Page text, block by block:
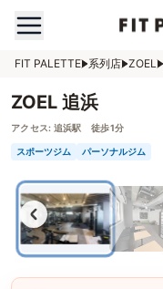
FIT PALETTE 系列店 ZOEL
ZOEL 追浜
アクセス: 追浜駅 徒歩1分
スポーツジム パーソナルジム